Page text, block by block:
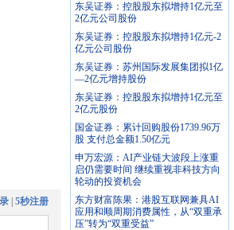
5秒注册
东吴证券：控股股东拟增持1亿元至
2亿元公司股份
东吴证券：控股股东拟增持1亿元-2
亿元公司股份
东吴证券：苏州国际发展集团拟1亿
—2亿元增持股份
东吴证券：控股股东拟增持1亿元至
2亿元股份
国金证券：累计回购股份1739.96万
股 支付总金额1.50亿元
申万宏源：AI产业链大波段上涨重
启仍需要时间 继续重视非科技方向
轮动的投资机会
东方财富陈果：港股互联网兼具AI
应用和顺周期消费属性，从“双重承
压”转为“双重受益”